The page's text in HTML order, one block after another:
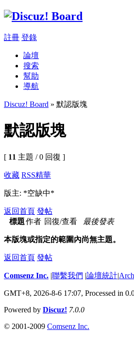
註冊 登錄
論壇
搜索
幫助
導航
Discuz! Board » 默認版塊
默認版塊
[ 11 主題 / 0 回復 ]
收藏 RSS精華
版主: *空缺中*
返回首頁 發帖
標題作者 回復/查看 最後發表
本版塊或指定的範圍內尚無主題。
返回首頁 發帖
Comsenz Inc. |聯繫我們 |論壇統計|
GMT+8, 2026-8-6 17:07, Processed in
Powered by Discuz! 7.0.0
© 2001-2009 Comsenz Inc.